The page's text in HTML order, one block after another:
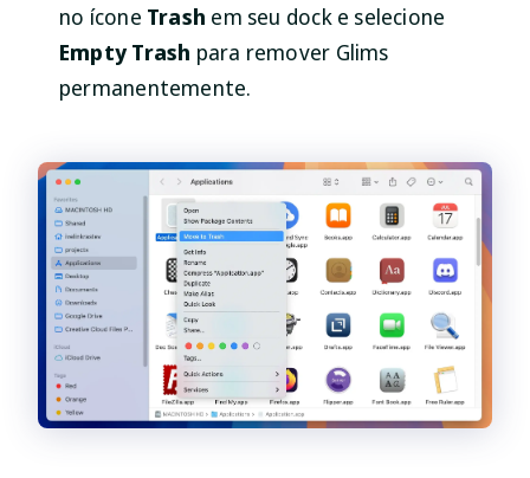
no ícone Trash em seu dock e selecione
Empty Trash para remover Glims
permanentemente.